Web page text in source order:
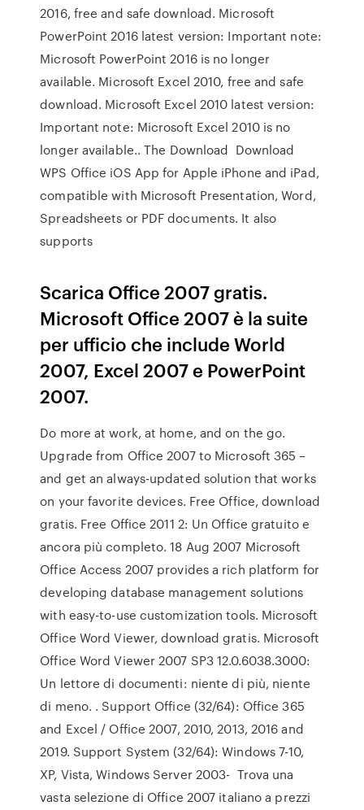
2016, free and safe download. Microsoft
PowerPoint 2016 latest version: Important note:
Microsoft PowerPoint 2016 is no longer
available. Microsoft Excel 2010, free and safe
download. Microsoft Excel 2010 latest version:
Important note: Microsoft Excel 2010 is no
longer available.. The Download Download
WPS Office iOS App for Apple iPhone and iPad,
compatible with Microsoft Presentation, Word,
Spreadsheets or PDF documents. It also
supports
Scarica Office 2007 gratis.
Microsoft Office 2007 è la suite
per ufficio che include World
2007, Excel 2007 e PowerPoint
2007.
Do more at work, at home, and on the go.
Upgrade from Office 2007 to Microsoft 365 –
and get an always-updated solution that works
on your favorite devices. Free Office, download
gratis. Free Office 2011 2: Un Office gratuito e
ancora più completo. 18 Aug 2007 Microsoft
Office Access 2007 provides a rich platform for
developing database management solutions
with easy-to-use customization tools. Microsoft
Office Word Viewer, download gratis. Microsoft
Office Word Viewer 2007 SP3 12.0.6038.3000:
Un lettore di documenti: niente di più, niente
di meno. . Support Office (32/64): Office 365
and Excel / Office 2007, 2010, 2013, 2016 and
2019. Support System (32/64): Windows 7-10,
XP, Vista, Windows Server 2003- Trova una
vasta selezione di Office 2007 italiano a prezzi